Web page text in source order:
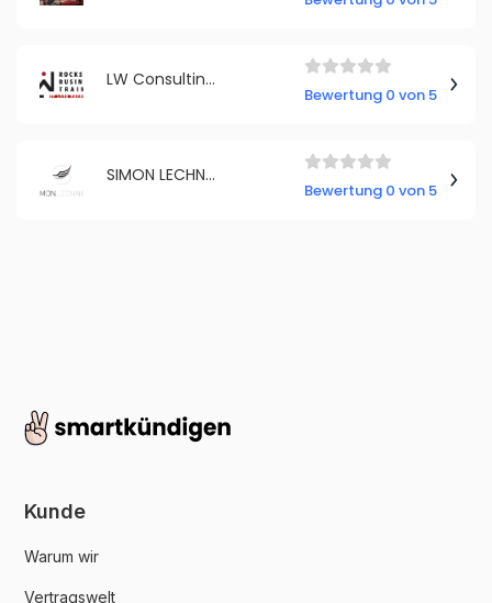
LW Consulting LarsWarmbrunn
Bewertung 0 von 5
SIMON LECHNER Consulting GmbH
Bewertung 0 von 5
Kunde
Warum wir
Vertragswelt